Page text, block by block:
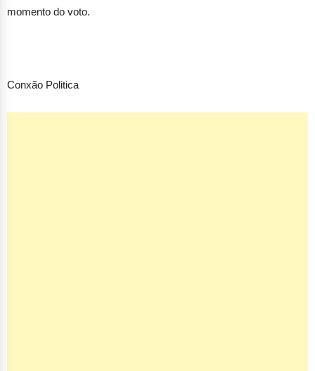
momento do voto.
Conxão Politica